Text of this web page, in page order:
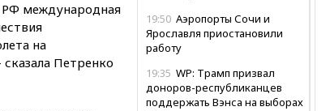
19:50 Аэропорты Сочи и
Ярославля приостановили
работу
19:35 WP: Трамп призвал
доноров-республиканцев
поддержать Вэнса на выборах
РФ международная
на
Петренко